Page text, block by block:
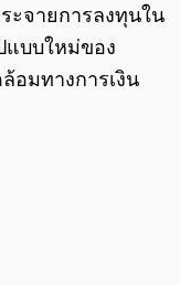
ะจายการลงทุนใน
บบใหม่ของ
อมทางการเงิน